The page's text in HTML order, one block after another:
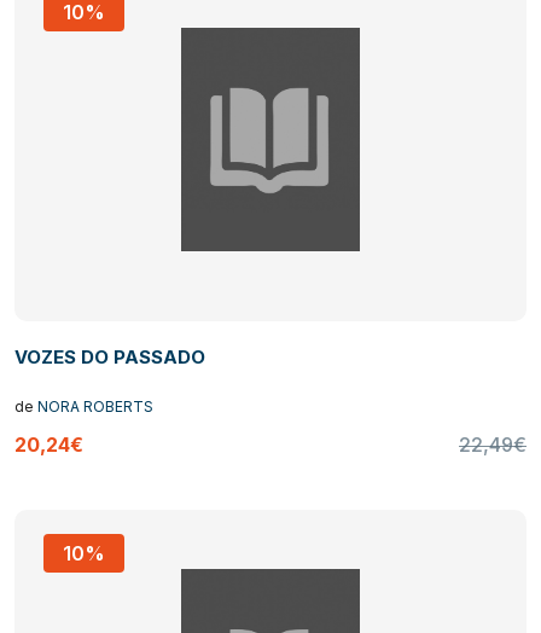
10%
VOZES DO PASSADO
de NORA ROBERTS
20,24€ 22,49€
10%